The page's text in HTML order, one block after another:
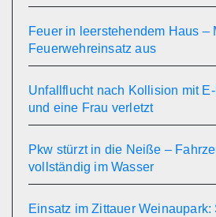
Feuer in leerstehendem Haus –
Feuerwehreinsatz aus
Unfallflucht nach Kollision mit
und eine Frau verletzt
Pkw stürzt in die Neiße –
vollständig im Wasser
Einsatz im Zittauer